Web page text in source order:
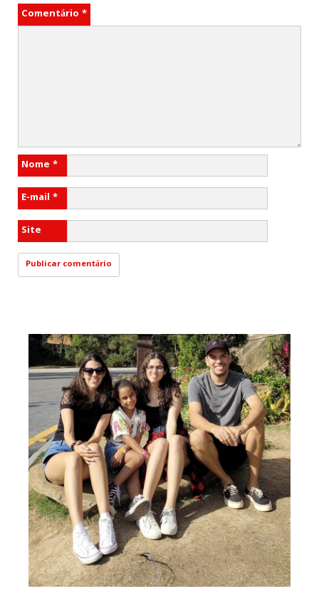
Comentário *
Nome *
E-mail *
Site